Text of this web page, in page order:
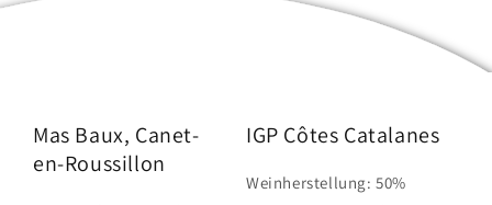
Mas Baux, Canet-
en-Roussillon
IGP Côtes Catalanes
Weinherstellung: 50%